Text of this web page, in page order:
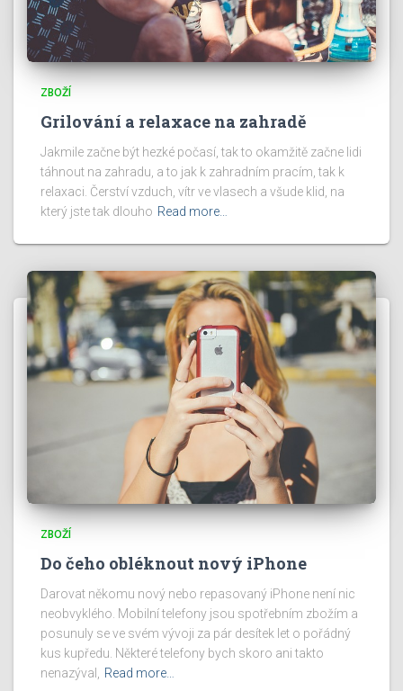
ZBOŽÍ
Grilování a relaxace na zahradě
Jakmile začne být hezké počasí, tak to okamžitě začne lidi
táhnout na zahradu, a to jak k zahradním pracím, tak k
relaxaci. Čerství vzduch, vítr ve vlasech a všude klid, na
který jste tak dlouho Read more…
ZBOŽÍ
Do čeho obléknout nový iPhone
Darovat někomu nový nebo repasovaný iPhone není nic
neobvyklého. Mobilní telefony jsou spotřebním zbožím a
posunuly se ve svém vývoji za pár desítek let o pořádný
kus kupředu. Některé telefony bych skoro ani takto
nenazýval,
Read more…